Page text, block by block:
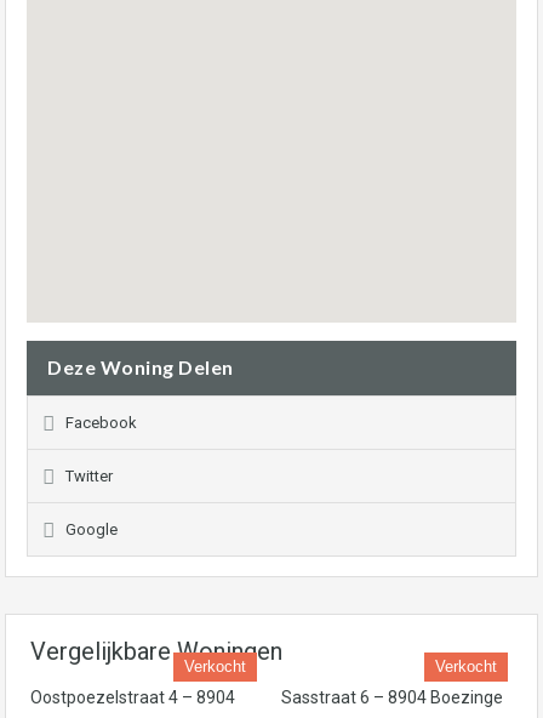
Deze Woning Delen
Facebook
Twitter
Google
Vergelijkbare Woningen
Verkocht
Oostpoezelstraat 4 – 8904
Verkocht
Sasstraat 6 – 8904 Boezinge